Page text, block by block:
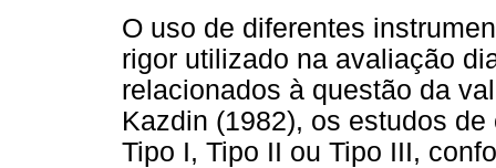
O uso de diferentes
rigor utilizado na avaliação
relacionados à questão da
Kazdin (1982), os estudos
Tipo I, Tipo II ou Tipo III,